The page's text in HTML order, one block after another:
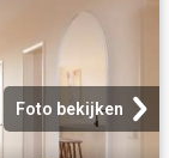
Foto bekijken